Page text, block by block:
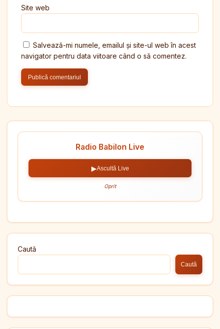
Site web
Salvează-mi numele, emailul și site-ul web în acest
navigator pentru data viitoare când o să comentez.
Radio Babilon Live
▶Ascultă Live
Oprit
Caută
Caută